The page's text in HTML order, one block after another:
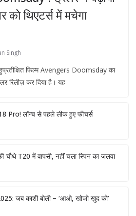
को थिएटर्स में मचेगा
Singh
फिल्म Avengers Doomsday का
रिलीज़ कर दिया है। यह
Pro! लॉन्च से पहले लीक हुए फीचर्स
T20 में वापसी, नहीं चला स्पिन का जलवा
जब काशी बोली – ‘आओ, खोजो खुद को’